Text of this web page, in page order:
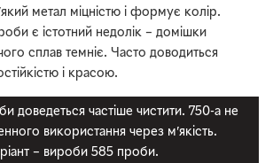
метал міцністю і формує колір.
є істотний недолік – домішки
сплав темніє. Часто доводиться
і красою.
доведеться частіше чистити. 750-а не
використання через м’якість.
– вироби 585 проби.